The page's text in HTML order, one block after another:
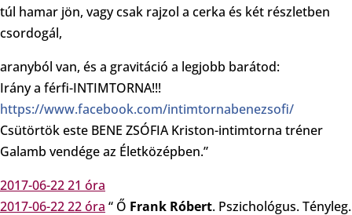
túl hamar jön, vagy csak rajzol a cerka és két részletben
csordogál,
aranyból van, és a gravitáció a legjobb barátod:
Irány a férfi-INTIMTORNA!!!
https://www.facebook.com/intimtornabenezsofi/
Csütörtök este BENE ZSÓFIA Kriston-intimtorna tréner
Galamb vendége az Életközépben.”
2017-06-22 21 óra
2017-06-22 22 óra “ Ő Frank Róbert. Pszichológus. Tényleg.